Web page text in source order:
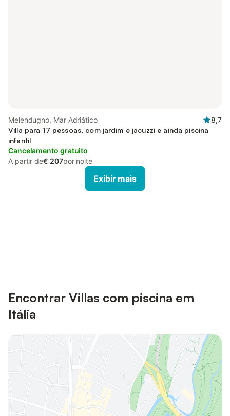
Melendugno, Mar Adriático
8,7
Villa para 17 pessoas, com jardim e jacuzzi e ainda piscina
infantil
Cancelamento gratuito
A partir de€ 207por noite
Exibir mais
Encontrar Villas com piscina em
Itália